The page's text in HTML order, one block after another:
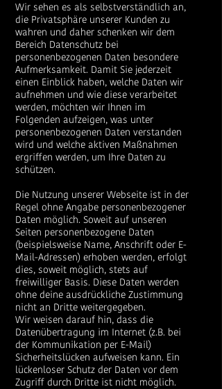
Wir sehen es als selbstverständlich an,
die Privatsphäre unserer Kunden zu
wahren und daher schenken wir dem
Bereich Datenschutz bei
personenbezogenen Daten besondere
Aufmerksamkeit. Damit Sie jederzeit
einen Einblick haben, welche Daten wir
aufnehmen und wie diese verarbeitet
werden, möchten wir Ihnen im
Folgenden aufzeigen, was unter
personenbezogenen Daten verstanden
wird und welche aktiven Maßnahmen
ergriffen werden, um Ihre Daten zu
schützen.
Die Nutzung unserer Webseite ist in der
Regel ohne Angabe personenbezogener
Daten möglich. Soweit auf unseren
Seiten personenbezogene Daten
(beispielsweise Name, Anschrift oder E-
Mail-Adressen) erhoben werden, erfolgt
dies, soweit möglich, stets auf
freiwilliger Basis. Diese Daten werden
ohne deine ausdrückliche Zustimmung
nicht an Dritte weitergegeben.
Wir weisen darauf hin, dass die
Datenübertragung im Internet (z.B. bei
der Kommunikation per E-Mail)
Sicherheitslücken aufweisen kann. Ein
lückenloser Schutz der Daten vor dem
Zugriff durch Dritte ist nicht möglich.